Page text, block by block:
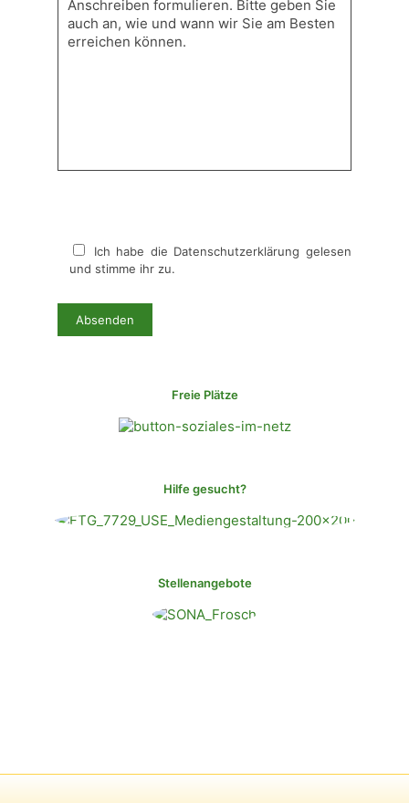
Ich habe die Datenschutzerklärung gelesen
und stimme ihr zu.
Freie Plätze
Hilfe gesucht?
Stellenangebote